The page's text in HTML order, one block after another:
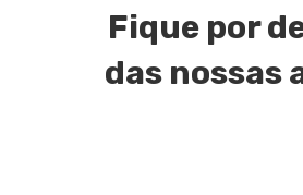
Fique por
das nossas